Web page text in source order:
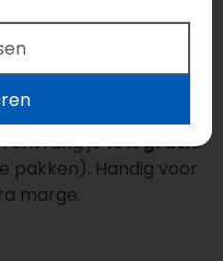
ontvang je15% gratis
pakken). Handig voor
marge.